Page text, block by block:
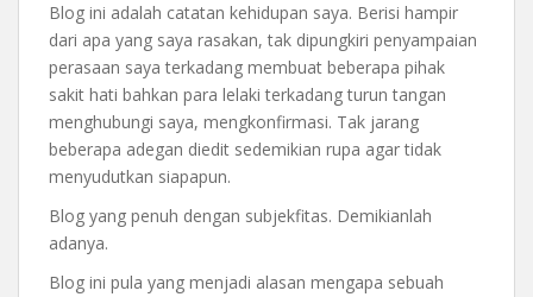
Blog ini adalah catatan kehidupan saya. Berisi hampir
dari apa yang saya rasakan, tak dipungkiri penyampaian
perasaan saya terkadang membuat beberapa pihak
sakit hati bahkan para lelaki terkadang turun tangan
menghubungi saya, mengkonfirmasi. Tak jarang
beberapa adegan diedit sedemikian rupa agar tidak
menyudutkan siapapun.
Blog yang penuh dengan subjekfitas. Demikianlah
adanya.
Blog ini pula yang menjadi alasan mengapa sebuah